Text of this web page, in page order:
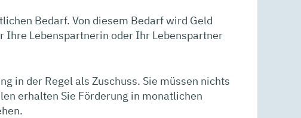
Bedarf. Von diesem Bedarf wird Geld
Ihre Lebenspartnerin oder Ihr Lebenspartner
in der Regel als Zuschuss. Sie müssen nichts
erhalten Sie Förderung in monatlichen